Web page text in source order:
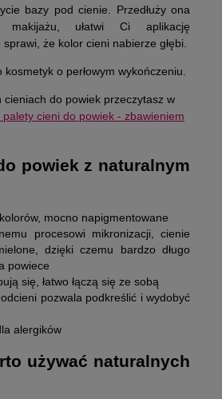
bazy pod cienie. Przedłuży ona
makijażu, ułatwi Ci aplikację
że kolor cieni nabierze głębi.
o perłowym wykończeniu.
cieniach do powiek przeczytasz w
palety cieni do powiek - zbawieniem
powiek z naturalnym
mocno napigmentowane
procesowi mikronizacji, cienie
dzięki czemu bardzo długo
powiece
się, łatwo łączą się ze sobą
pozwala podkreślić i wydobyć
alergików
używać naturalnych